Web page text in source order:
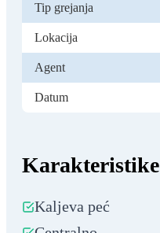
Tip grejanja
Lokacija
Agent
Datum
Karakteristike
Kaljeva peć